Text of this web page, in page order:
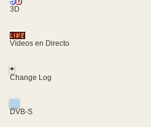
3D
Vídeos en Directo
+
Change Log
DVB-S